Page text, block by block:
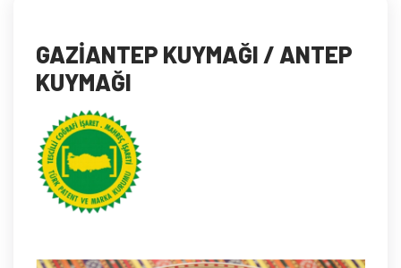
GAZİANTEP KUYMAĞI / ANTEP
KUYMAĞI